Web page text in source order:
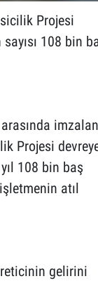
Projesi
108 bin
Projesi
108 bin baş
atıl
gelirini